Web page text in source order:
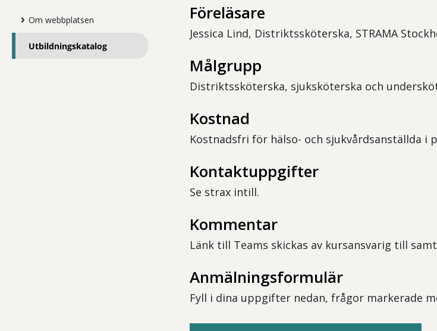
Om webbplatsen
Utbildningskatalog
Föreläsare
Jessica Lind, Distriktssköterska, STRAMA
Målgrupp
Distriktssköterska, sjuksköterska och
Kostnad
Kostnadsfri för hälso- och sjukvårdsanställda i
Kontaktuppgifter
Se strax intill.
Kommentar
Länk till Teams skickas av kursansvarig till
Anmälningsformulär
Fyll i dina uppgifter nedan, frågor markerade